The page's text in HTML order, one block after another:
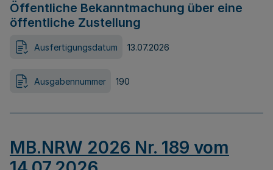
Öffentliche Bekanntmachung über eine
öffentliche Zustellung
Ausfertigungsdatum 13.07.2026
Ausgabennummer 190
MB.NRW 2026 Nr. 189 vom